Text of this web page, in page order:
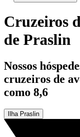
Cruzeiros
de Praslin
Nossos
cruzeiros de
como 8,6
Ilha Praslin